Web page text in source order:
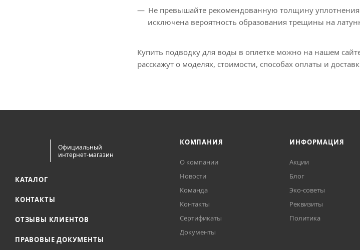
Не превышайте рекомендованную толщину
исключена вероятность образования трещины на
Купить подводку для воды в оплетке можно на нашем
расскажут о моделях, стоимости, способах оплаты и
Официальный
интернет-магазин
КАТАЛОГ
КОНТАКТЫ
ОТЗЫВЫ КЛИЕНТОВ
ПРАВОВЫЕ ДОКУМЕНТЫ
КОМПАНИЯ
О компании
Новости
Команда
Контакты
Сертификаты
Документы
ИНФОРМАЦИЯ
Акции
Блог
Эко-советы
Реквизиты
Политика